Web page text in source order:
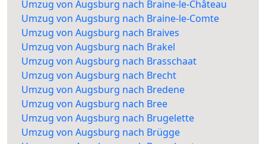
Umzug von Augsburg nach Braine-le-Château
Umzug von Augsburg nach Braine-le-Comte
Umzug von Augsburg nach Braives
Umzug von Augsburg nach Brakel
Umzug von Augsburg nach Brasschaat
Umzug von Augsburg nach Brecht
Umzug von Augsburg nach Bredene
Umzug von Augsburg nach Bree
Umzug von Augsburg nach Brugelette
Umzug von Augsburg nach Brügge